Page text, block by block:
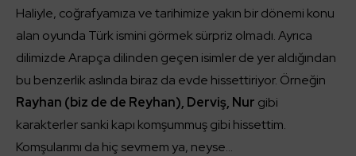
Haliyle, coğrafyamıza ve tarihimize yakın bir dönemi konu
alan oyunda Türk ismini görmek sürpriz olmadı. Ayrıca
dilimizde Arapça dilinden geçen isimler de yer aldığından
bu benzerlik aslında biraz da evde hissettiriyor. Örneğin
Rayhan (biz de de Reyhan), Derviş, Nur gibi
karakterler sanki kapı komşummuş gibi hissettim.
Komşularımı da hiç sevmem ya, neyse…